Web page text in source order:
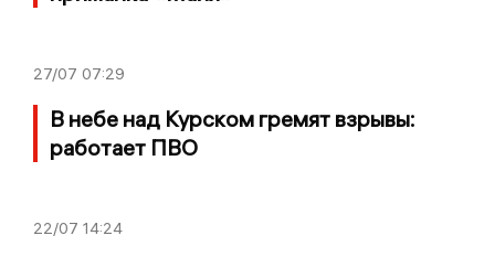
27/07 07:29
В небе над Курском гремят взрывы:
работает ПВО
22/07 14:24